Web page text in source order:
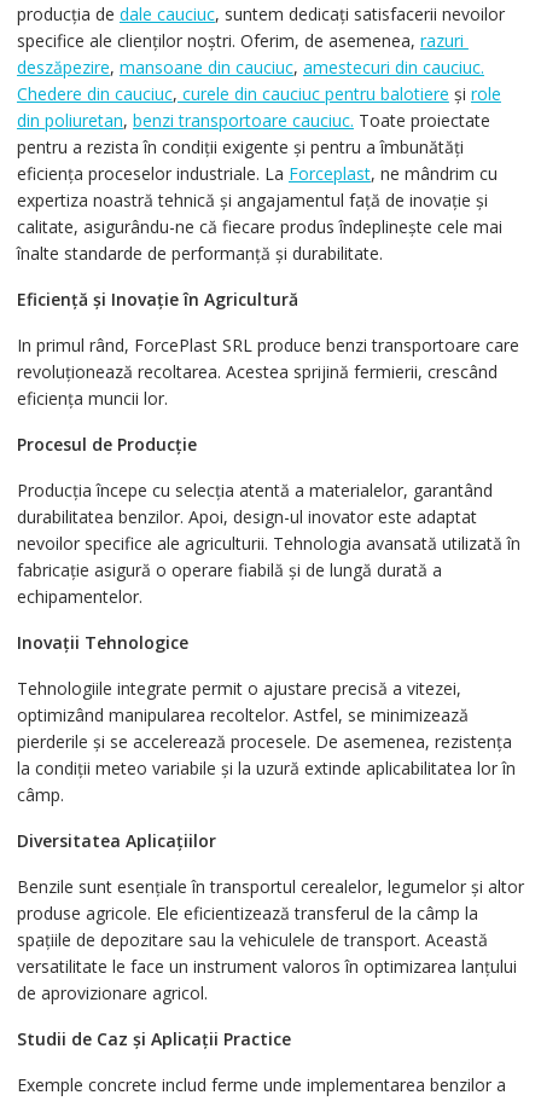
producția de dale cauciuc, suntem dedicați satisfacerii nevoilor
specifice ale clienților noștri. Oferim, de asemenea, razuri
deszăpezire, mansoane din cauciuc, amestecuri din cauciuc.
Chedere din cauciuc, curele din cauciuc pentru balotiere și role
din poliuretan, benzi transportoare cauciuc. Toate proiectate
pentru a rezista în condiții exigente și pentru a îmbunătăți
eficiența proceselor industriale. La Forceplast, ne mândrim cu
expertiza noastră tehnică și angajamentul față de inovație și
calitate, asigurându-ne că fiecare produs îndeplinește cele mai
înalte standarde de performanță și durabilitate.
Eficiență și Inovație în Agricultură
In primul rând, ForcePlast SRL produce benzi transportoare care
revoluționează recoltarea. Acestea sprijină fermierii, crescând
eficiența muncii lor.
Procesul de Producție
Producția începe cu selecția atentă a materialelor, garantând
durabilitatea benzilor. Apoi, design-ul inovator este adaptat
nevoilor specifice ale agriculturii. Tehnologia avansată utilizată în
fabricație asigură o operare fiabilă și de lungă durată a
echipamentelor.
Inovații Tehnologice
Tehnologiile integrate permit o ajustare precisă a vitezei,
optimizând manipularea recoltelor. Astfel, se minimizează
pierderile și se accelerează procesele. De asemenea, rezistența
la condiții meteo variabile și la uzură extinde aplicabilitatea lor în
câmp.
Diversitatea Aplicațiilor
Benzile sunt esențiale în transportul cerealelor, legumelor și altor
produse agricole. Ele eficientizează transferul de la câmp la
spațiile de depozitare sau la vehiculele de transport. Această
versatilitate le face un instrument valoros în optimizarea lanțului
de aprovizionare agricol.
Studii de Caz și Aplicații Practice
Exemple concrete includ ferme unde implementarea benzilor a